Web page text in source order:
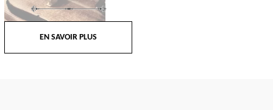
EN SAVOIR PLUS